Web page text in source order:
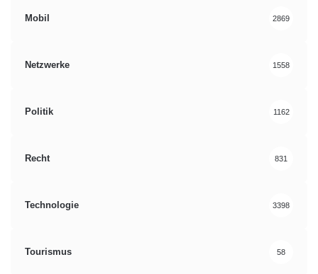
Mobil 2869
Netzwerke 1558
Politik 1162
Recht 831
Technologie 3398
Tourismus 58